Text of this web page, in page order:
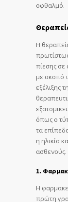
οφθαλμό.
Η
πίεσης σε
με σκοπό
εξέλιξης
όπως ο
τα
η ηλικία
ασθενούς.
1.
Η
πρώτη